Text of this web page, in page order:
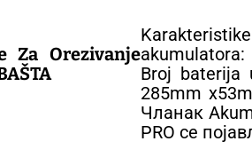
Za Orezivanje
Broj
285mm
Чланак
PRO се